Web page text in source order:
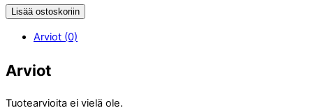
Lisää ostoskoriin
Arviot (0)
Arviot
Tuotearvioita ei vielä ole.